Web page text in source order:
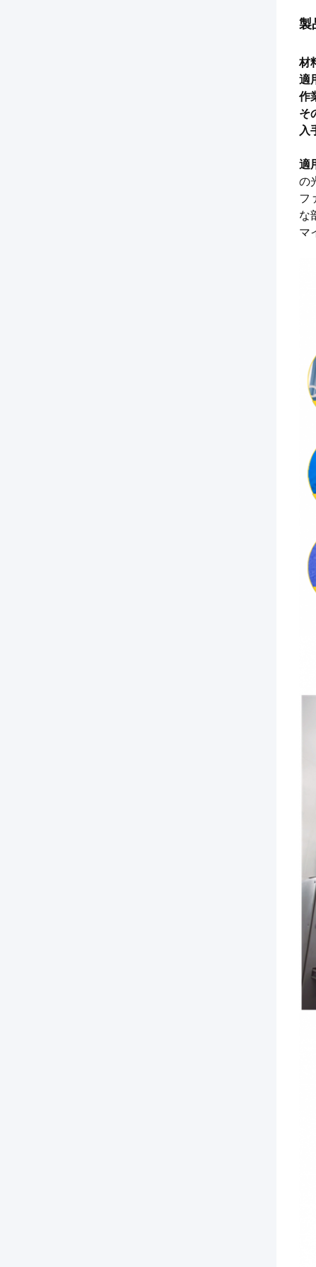
製
材
適
作
そ
入
適
の
フ
な
マ